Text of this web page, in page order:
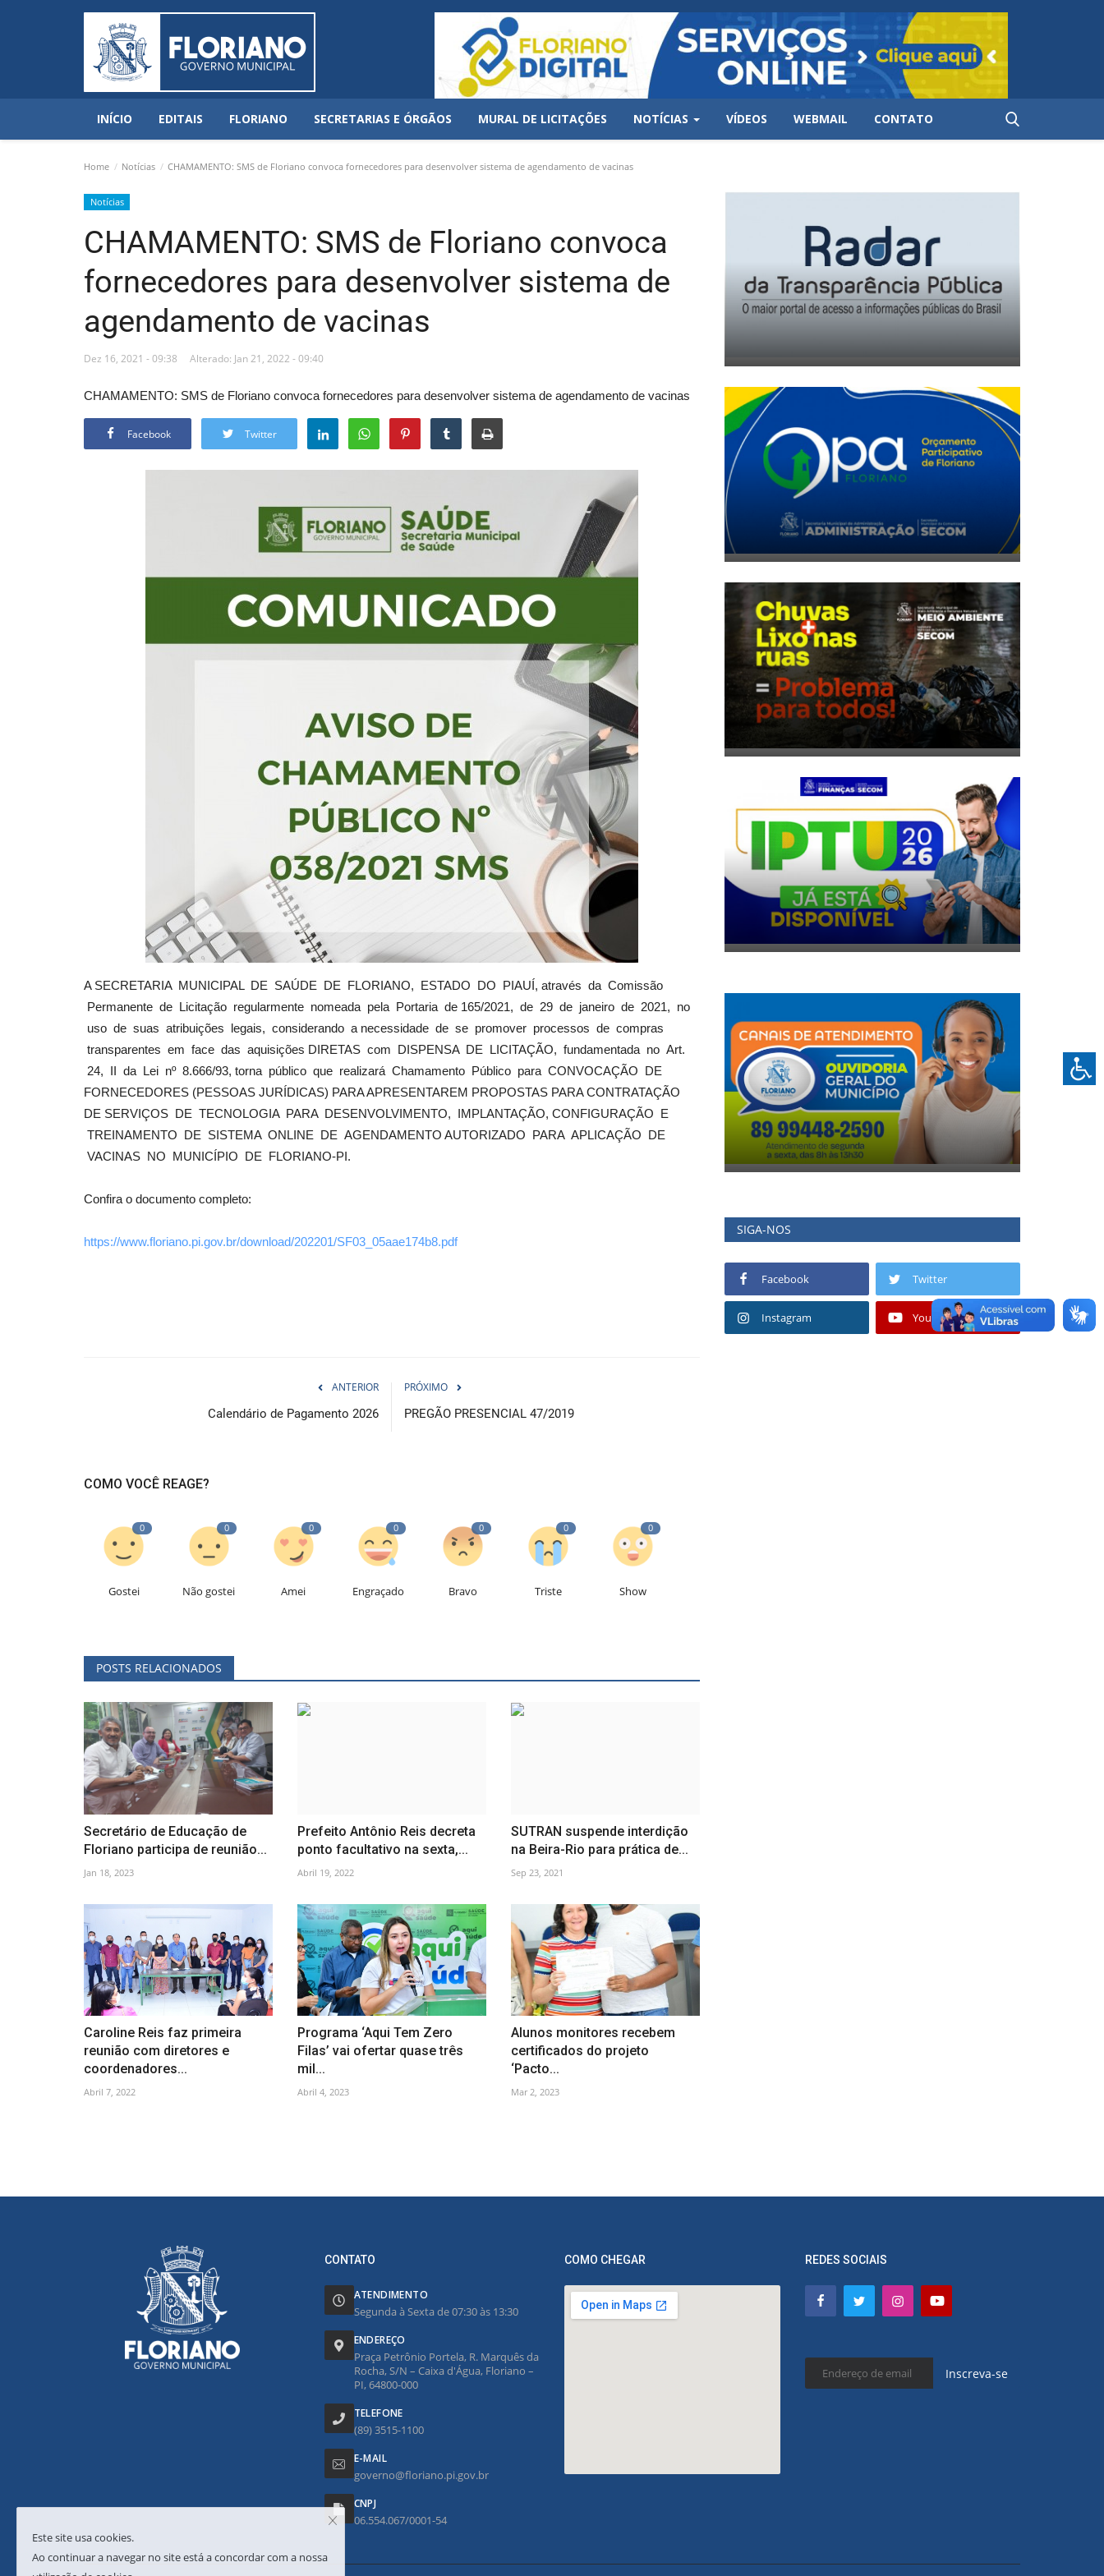
INÍCIO EDITAIS FLORIANO SECRETARIAS E ÓRGÃOS MURAL DE LICITAÇÕES NOTÍCIAS VÍDEOS WEBMAIL CONTATO
Home Notícias CHAMAMENTO: SMS de Floriano convoca fornecedores para desenvolver sistema de agendamento de vacinas
Notícias
CHAMAMENTO: SMS de Floriano convoca
fornecedores para desenvolver sistema de
agendamento de vacinas
Dez 16, 2021 - 09:38 Alterado: Jan 21, 2022 - 09:40
CHAMAMENTO: SMS de Floriano convoca fornecedores para desenvolver sistema de agendamento de vacinas
Facebook Twitter
A SECRETARIA MUNICIPAL DE SAÚDE DE FLORIANO, ESTADO DO PIAUÍ, através da Comissão
Permanente de Licitação regularmente nomeada pela Portaria de 165/2021, de 29 de janeiro de 2021, no
uso de suas atribuições legais, considerando a necessidade de se promover processos de compras
transparentes em face das aquisições DIRETAS com DISPENSA DE LICITAÇÃO, fundamentada no Art.
24, II da Lei nº 8.666/93, torna público que realizará Chamamento Público para CONVOCAÇÃO DE
FORNECEDORES (PESSOAS JURÍDICAS) PARA APRESENTAREM PROPOSTAS PARA CONTRATAÇÃO
DE SERVIÇOS DE TECNOLOGIA PARA DESENVOLVIMENTO, IMPLANTAÇÃO, CONFIGURAÇÃO E
TREINAMENTO DE SISTEMA ONLINE DE AGENDAMENTO AUTORIZADO PARA APLICAÇÃO DE
VACINAS NO MUNICÍPIO DE FLORIANO-PI.
Confira o documento completo:
https://www.floriano.pi.gov.br/download/202201/SF03_05aae174b8.pdf
ANTERIOR
Calendário de Pagamento 2026
PRÓXIMO
PREGÃO PRESENCIAL 47/2019
COMO VOCÊ REAGE?
0
Gostei
0
Não gostei
0
Amei
0
Engraçado
0
Bravo
0
Triste
0
Show
POSTS RELACIONADOS
Secretário de Educação de
Floriano participa de reunião...
Jan 18, 2023
Prefeito Antônio Reis decreta
ponto facultativo na sexta,...
Abril 19, 2022
SUTRAN suspende interdição
na Beira-Rio para prática de...
Sep 23, 2021
Caroline Reis faz primeira
reunião com diretores e
coordenadores...
Abril 7, 2022
Programa ‘Aqui Tem Zero
Filas’ vai ofertar quase três
mil...
Abril 4, 2023
Alunos monitores recebem
certificados do projeto
‘Pacto...
Mar 2, 2023
SIGA-NOS
Facebook Twitter
Instagram Youtube
CONTATO
ATENDIMENTO
Segunda à Sexta de 07:30 às 13:30
ENDEREÇO
Praça Petrônio Portela, R. Marquês da
Rocha, S/N – Caixa d'Água, Floriano –
PI, 64800-000
TELEFONE
(89) 3515-1100
E-MAIL
governo@floriano.pi.gov.br
CNPJ
06.554.067/0001-54
COMO CHEGAR REDES SOCIAIS
Inscreva-se
Este site usa cookies.
Ao continuar a navegar no site está a concordar com a nossa